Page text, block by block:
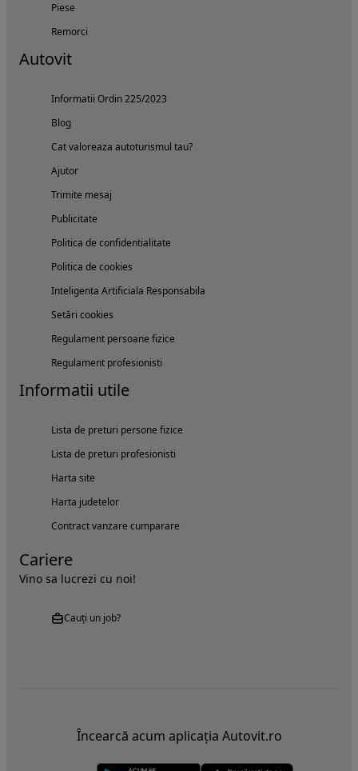
Piese
Remorci
Autovit
Informatii Ordin 225/2023
Blog
Cat valoreaza autoturismul tau?
Ajutor
Trimite mesaj
Publicitate
Politica de confidentialitate
Politica de cookies
Inteligenta Artificiala Responsabila
Setări cookies
Regulament persoane fizice
Regulament profesionisti
Informatii utile
Lista de preturi persone fizice
Lista de preturi profesionisti
Harta site
Harta judetelor
Contract vanzare cumparare
Cariere
Vino sa lucrezi cu noi!
Cauți un job?
Încearcă acum aplicația Autovit.ro